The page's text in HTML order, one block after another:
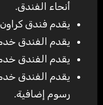
أنحاء الفندق.
يقدم فندق
يقدم الفندق
يقدم الفندق
يقدم الفندق
رسوم إضافية.